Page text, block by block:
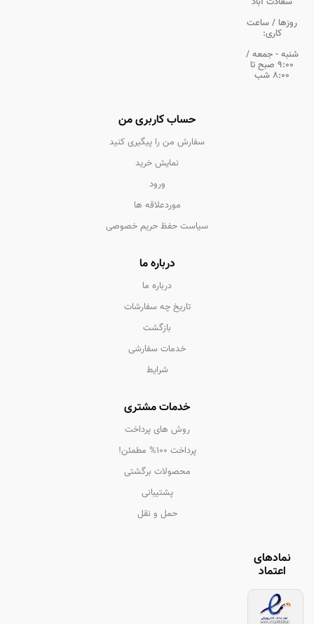
روزها / ساعت
کاری:
شنبه - جمعه /
9:00 صبح تا
8:00 شب
حساب کاربری من
سفارش من را پیگیری کنید
نمایش خرید
ورود
موردعلاقه ها
سیاست حفظ حریم خصوصی
درباره ما
درباره ما
تاریخ چه سفارشات
بازگشت
خدمات سفارشی
شرایط
خدمات مشتری
روش های پرداخت
پرداخت 100% مطمئن!
محصولات برگشتی
پشتیبانی
حمل و نقل
نمادهای
اعتماد